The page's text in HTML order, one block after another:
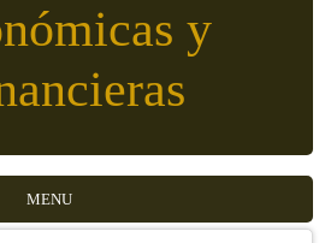
y
MENU